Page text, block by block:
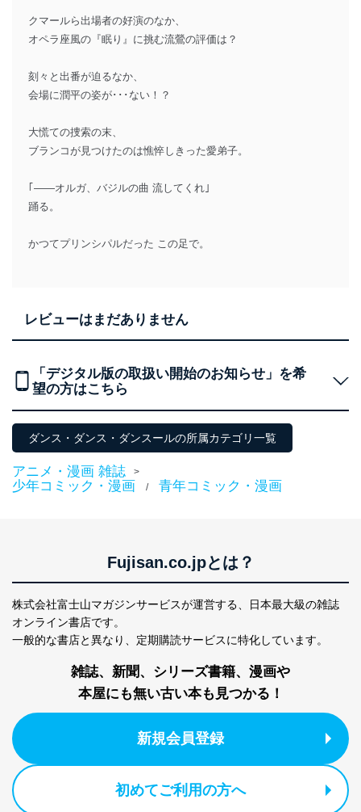
クマールら出場者の好演のなか、
オペラ座風の『眠り』に挑む流鶯の評価は？
刻々と出番が迫るなか、
会場に潤平の姿が･･･ない！？
大慌ての捜索の末、
ブランコが見つけたのは憔悴しきった愛弟子。
｢――オルガ、バジルの曲 流してくれ｣
踊る。
かつてプリンシパルだった この足で。
レビューはまだありません
「デジタル版の取扱い開始のお知らせ」を希
望の方はこちら
ダンス・ダンス・ダンスールの所属カテゴリ一覧
アニメ・漫画 雑誌 >
少年コミック・漫画 / 青年コミック・漫画
Fujisan.co.jpとは？
株式会社富士山マガジンサービスが運営する、
日本最大級の雑誌
オンライン書店です。
一般的な書店と異なり、 定期購読サービスに特化しています。
雑誌、新聞、シリーズ書籍、漫画や
本屋にも無い古い本も見つかる！
新規会員登録
初めてご利用の方へ